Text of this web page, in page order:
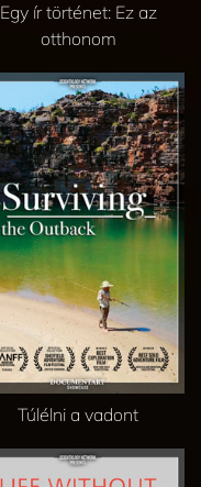
Egy ír történet: Ez az
otthonom
Túlélni a vadont